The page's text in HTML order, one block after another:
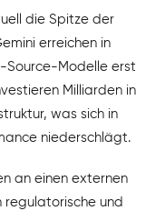
die Spitze der
erreichen in
Source-Modelle erst
Milliarden in
was sich in
niederschlägt.
an einen externen
regulatorische und